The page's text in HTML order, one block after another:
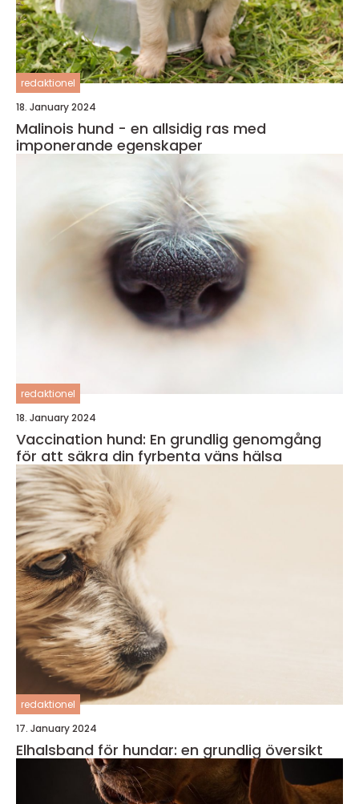
redaktionel
18. January 2024
Malinois hund - en allsidig ras med
imponerande egenskaper
redaktionel
18. January 2024
Vaccination hund: En grundlig genomgång
för att säkra din fyrbenta väns hälsa
redaktionel
17. January 2024
Elhalsband för hundar: en grundlig översikt